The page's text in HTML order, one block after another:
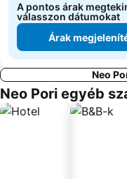
A pontos árak
válasszon dátumokat
Árak
Neo
Neo Pori egyéb